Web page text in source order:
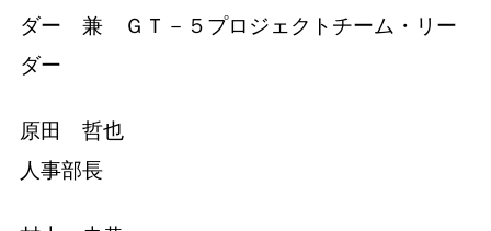
ダー 兼 ＧＴ－５プロジェクトチーム・リー
ダー
原田 哲也
人事部長